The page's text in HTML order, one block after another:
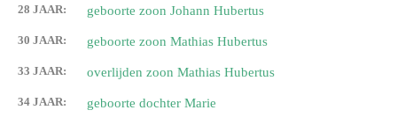
28 JAAR: geboorte zoon Johann Hubertus
30 JAAR: geboorte zoon Mathias Hubertus
33 JAAR: overlijden zoon Mathias Hubertus
34 JAAR: geboorte dochter Marie